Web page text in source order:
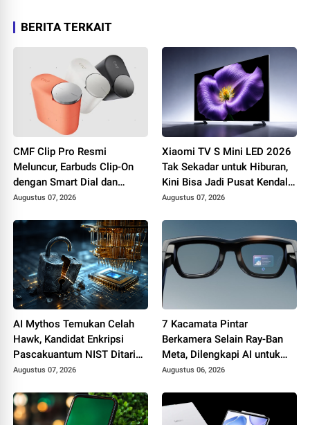
BERITA TERKAIT
CMF Clip Pro Resmi
Meluncur, Earbuds Clip-On
dengan Smart Dial dan
Baterai Hingga 10 Jam
Augustus 07, 2026
Xiaomi TV S Mini LED 2026
Tak Sekadar untuk Hiburan,
Kini Bisa Jadi Pusat Kendali
Smart Home dan
Augustus 07, 2026
AI Mythos Temukan Celah
Hawk, Kandidat Enkripsi
Pascakuantum NIST Ditarik
dari Proses Standardisasi
Augustus 07, 2026
7 Kacamata Pintar
Berkamera Selain Ray-Ban
Meta, Dilengkapi AI untuk
Foto, Video, hingga
Augustus 06, 2026